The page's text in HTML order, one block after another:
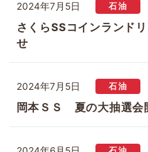
2024年7月5日 石油
さくらSSコインランド
せ
2024年7月5日 石油
岡本ＳＳ 夏の大抽選会